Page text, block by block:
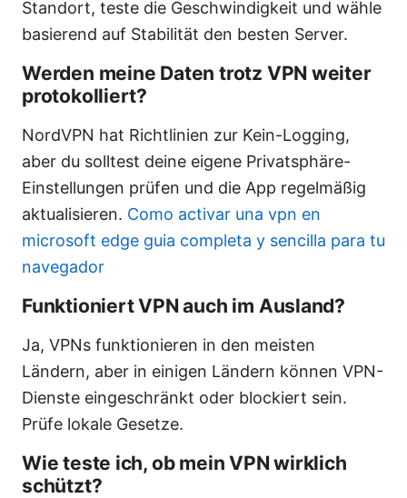
Standort, teste die Geschwindigkeit und wähle
basierend auf Stabilität den besten Server.
Werden meine Daten trotz VPN weiter
protokolliert?
NordVPN hat Richtlinien zur Kein-Logging,
aber du solltest deine eigene Privatsphäre-
Einstellungen prüfen und die App regelmäßig
aktualisieren. Como activar una vpn en
microsoft edge guia completa y sencilla para tu
navegador
Funktioniert VPN auch im Ausland?
Ja, VPNs funktionieren in den meisten
Ländern, aber in einigen Ländern können VPN-
Dienste eingeschränkt oder blockiert sein.
Prüfe lokale Gesetze.
Wie teste ich, ob mein VPN wirklich
schützt?